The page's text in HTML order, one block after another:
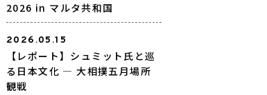
2026 in マルタ共和国
2026.05.15
【レポート】シュミット氏と巡
る日本文化 ― 大相撲五月場所
観戦